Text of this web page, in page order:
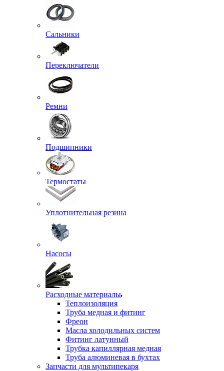
Сальники
Переключатели
Ремни
Подшипники
Термостаты
Уплотнительная резина
Насосы
Расходные материалы
Теплоизоляция
Труба медная и фитинг
Фреон
Масла холодильных систем
Фитинг латунный
Трубка капиллярная медная
Труба алюминевая в бухтах
Запчасти для мультипекаря